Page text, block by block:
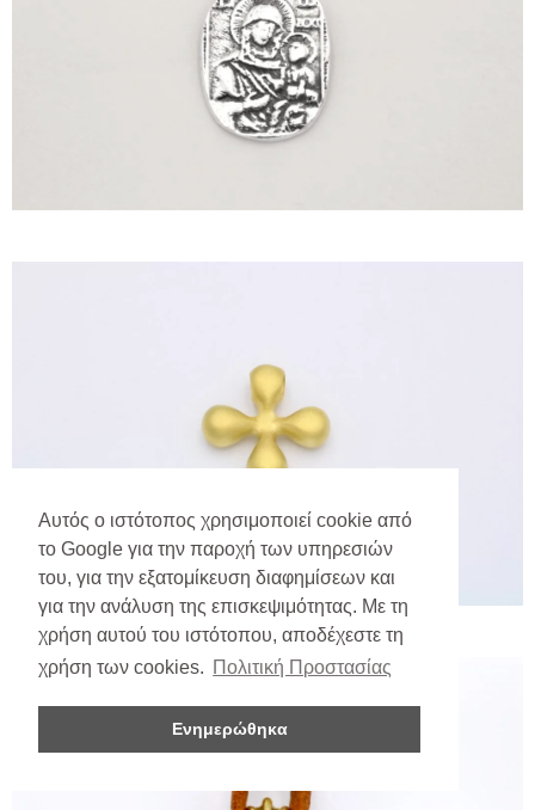
Αυτός ο ιστότοπος χρησιμοποιεί cookie από
το Google για την παροχή των υπηρεσιών
του, για την εξατομίκευση διαφημίσεων και
για την ανάλυση της επισκεψιμότητας. Με τη
χρήση αυτού του ιστότοπου, αποδέχεστε τη
χρήση των cookies. Πολιτική Προστασίας
Ενημερώθηκα